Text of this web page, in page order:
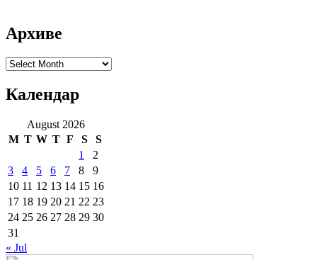
Архиве
Архиве
Календар
August 2026
M T W T F S
S
1
2
3
4 5 6 7 8
9
10 11 12 13 14 15 16
17 18 19 20 21 22 23
24 25 26 27 28 29 30
31
« Jul